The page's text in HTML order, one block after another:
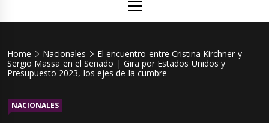
Menu
Home Nacionales
El encuentro entre Cristina Kirchner y
Sergio Massa en el Senado | Gira por Estados Unidos y
Presupuesto 2023, los ejes de la cumbre
NACIONALES